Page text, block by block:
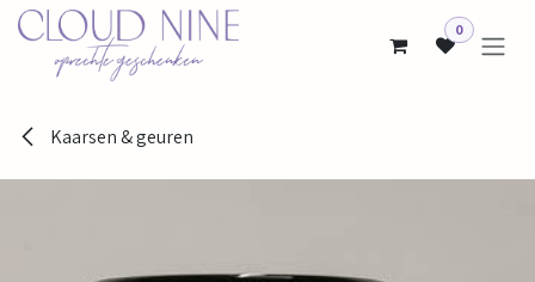
Overslaan naar inhoud
0
Kaarsen & geuren